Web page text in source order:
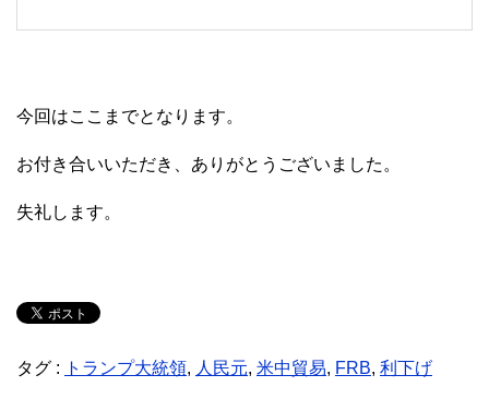
今回はここまでとなります。
お付き合いいただき、ありがとうございました。
失礼します。
タグ : トランプ大統領, 人民元, 米中貿易, FRB, 利下げ